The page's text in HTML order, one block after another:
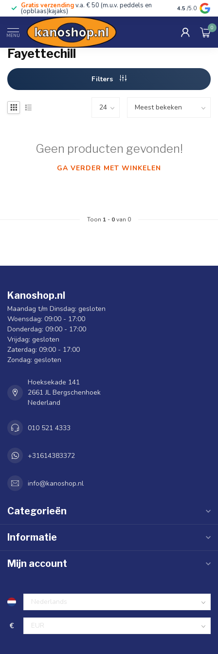
Gratis verzendingv.a. € 50 (m.u.v. peddels en
(opblaas)kajaks) Advies van
4.5 /5.0
MENU
0
Home / Merken / Fayettechill
Fayettechill
Filters
Geen producten gevonden!
GA VERDER MET WINKELEN
Toon 1 - 0van 0
Kanoshop.nl
Maandag t/m Dinsdag: gesloten
Woensdag: 09:00 - 17:00
Donderdag: 09:00 - 17:00
Vrijdag: gesloten
Zaterdag: 09:00 - 17:00
Zondag: gesloten
Hoeksekade 141
2661 JL Bergschenhoek
Nederland
010 521 4333
+31614383372
info@kanoshop.nl
Categorieën
Informatie
Mijn account
€